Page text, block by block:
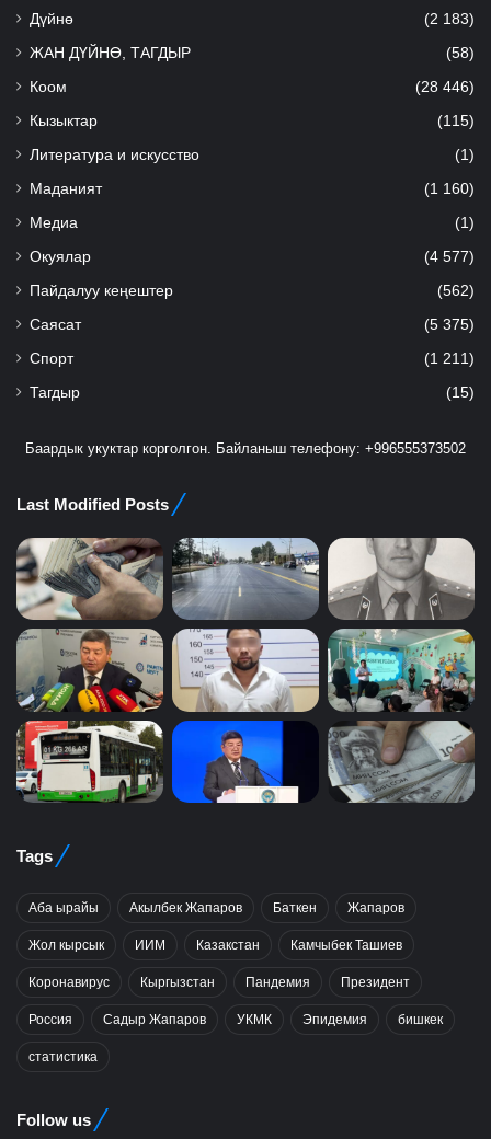
Дүйнө (2 183)
ЖАН ДҮЙНӨ, ТАГДЫР (58)
Коом (28 446)
Кызыктар (115)
Литература и искусство (1)
Маданият (1 160)
Медиа (1)
Окуялар (4 577)
Пайдалуу кеңештер (562)
Саясат (5 375)
Спорт (1 211)
Тагдыр (15)
Баардык укуктар корголгон. Байланыш телефону: +996555373502
Last Modified Posts
Tags
Аба ырайы Акылбек Жапаров Баткен Жапаров
Жол кырсык ИИМ Казакстан Камчыбек Ташиев
Коронавирус Кыргызстан Пандемия Президент
Россия Садыр Жапаров УКМК Эпидемия бишкек
статистика
Follow us